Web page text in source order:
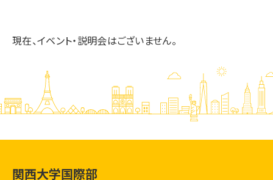
現在、イベント・説明会はございません。
関西大学国際部